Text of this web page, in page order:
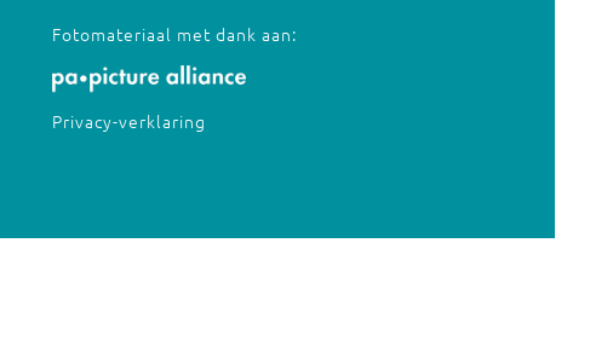
Fotomateriaal met dank aan:
Privacy-verklaring